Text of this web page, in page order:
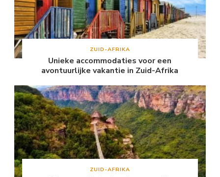
ZUID-AFRIKA
Unieke accommodaties voor een
avontuurlijke vakantie in Zuid-Afrika
ZUID-AFRIKA